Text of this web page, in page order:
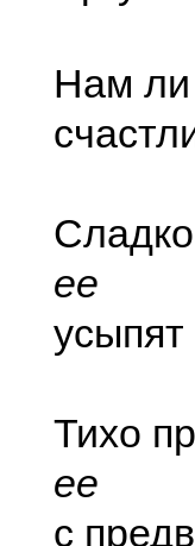
Нам ли
Сладко
ее
Тихо
ее
с